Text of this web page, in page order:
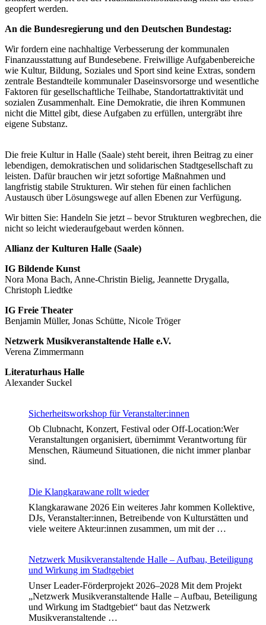
geopfert werden.
An die Bundesregierung und den Deutschen Bundestag:
Wir fordern eine nachhaltige Verbesserung der kommunalen
Finanzausstattung auf Bundesebene. Freiwillige Aufgabenbereiche
wie Kultur, Bildung, Soziales und Sport sind keine Extras, sondern
zentrale Bestandteile kommunaler Daseinsvorsorge und wesentliche
Faktoren für gesellschaftliche Teilhabe, Standortattraktivität und
sozialen Zusammenhalt. Eine Demokratie, die ihren Kommunen
nicht die Mittel gibt, diese Aufgaben zu erfüllen, untergräbt ihre
eigene Substanz.
Die freie Kultur in Halle (Saale) steht bereit, ihren Beitrag zu einer
lebendigen, demokratischen und solidarischen Stadtgesellschaft zu
leisten. Dafür brauchen wir jetzt sofortige Maßnahmen und
langfristig stabile Strukturen. Wir stehen für einen fachlichen
Austausch über Lösungswege auf allen Ebenen zur Verfügung.
Wir bitten Sie: Handeln Sie jetzt – bevor Strukturen wegbrechen, die
nicht so leicht wiederaufgebaut werden können.
Allianz der Kulturen Halle (Saale)
IG Bildende Kunst
Nora Mona Bach, Anne-Christin Bielig, Jeannette Drygalla,
Christoph Liedtke
IG Freie Theater
Benjamin Müller, Jonas Schütte, Nicole Tröger
Netzwerk Musikveranstaltende Halle e.V.
Verena Zimmermann
Literaturhaus Halle
Alexander Suckel
Sicherheitsworkshop für Veranstalter:innen
Ob Clubnacht, Konzert, Festival oder Off-Location:Wer
Veranstaltungen organisiert, übernimmt Verantwortung für
Menschen, Räumeund Situationen, die nicht immer planbar
sind.
Die Klangkarawane rollt wieder
Klangkarawane 2026 Ein weiteres Jahr kommen Kollektive,
DJs, Veranstalter:innen, Betreibende von Kulturstätten und
viele weitere Akteur:innen zusammen, um mit der …
Netzwerk Musikveranstaltende Halle – Aufbau, Beteiligung
und Wirkung im Stadtgebiet
Unser Leader-Förderprojekt 2026–2028 Mit dem Projekt
„Netzwerk Musikveranstaltende Halle – Aufbau, Beteiligung
und Wirkung im Stadtgebiet“ baut das Netzwerk
Musikveranstaltende …